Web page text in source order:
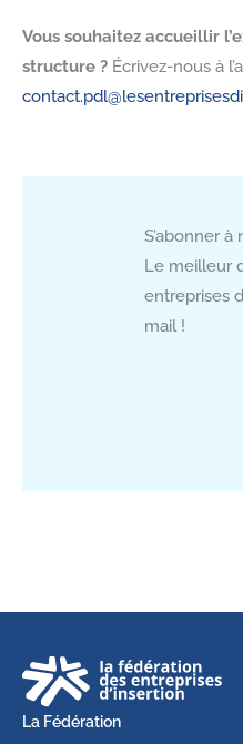
Vous souhaitez accueillir
structure ? Écrivez-nous à
S’abonner
Le meilleur
entreprises
mail !
La Fédération